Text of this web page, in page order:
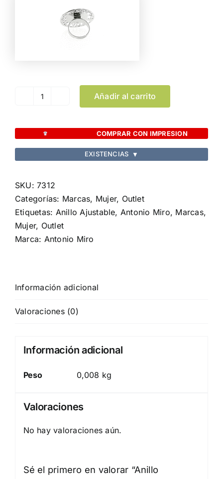
Anillo
Helant
cantidad
Añadir al carrito
COMPRAR CON IMPRESION
EXISTENCIAS ▼
SKU:7312
Categorías: Marcas, Mujer, Outlet
Etiquetas: Anillo Ajustable, Antonio Miro, Marcas,
Mujer, Outlet
Marca: Antonio Miro
Información adicional
Valoraciones (0)
Información adicional
Peso 0,008 kg
Valoraciones
No hay valoraciones aún.
Sé el primero en valorar “Anillo